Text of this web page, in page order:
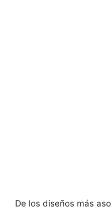
De los diseños más